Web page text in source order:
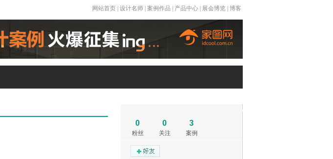
网站首页| 设计名师| 案例作品 产品中心| 展会博览| 博客
0
粉丝
0
关注
3
案例